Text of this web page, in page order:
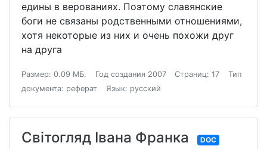
едины в верованиях. Поэтому славянские
боги не связаны родственными отношениями,
хотя некоторые из них и очень похожи друг
на друга
Размер: 0.09 МБ. Год создания 2007 Страниц: 17
Тип
документа: реферат
Язык: русский
Світогляд Івана Франка DOC